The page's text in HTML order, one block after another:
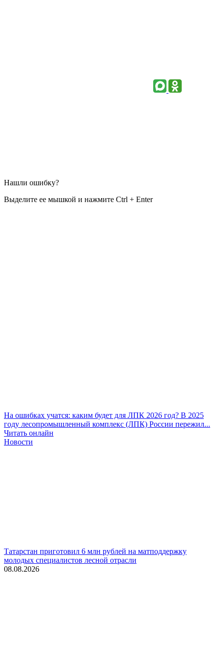
Нашли ошибку?
Выделите ее мышкой и нажмите Ctrl + Enter
На ошибках учатся: каким будет для ЛПК 2026 год? В 2025
году лесопромышленный комплекс (ЛПК) России пережил...
Читать онлайн
Новости
Татарстан приготовил 6 млн рублей на матподдержку
молодых специалистов лесной отрасли
08.08.2026